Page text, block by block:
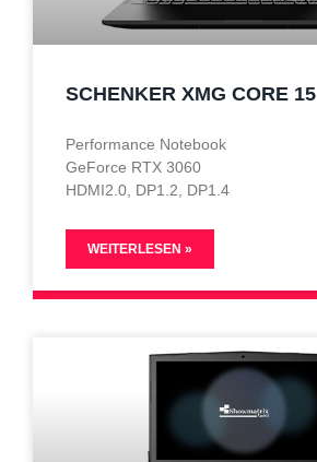
SCHENKER XMG CORE 15
Performance Notebook
GeForce RTX 3060
HDMI2.0, DP1.2, DP1.4
WEITERLESEN »